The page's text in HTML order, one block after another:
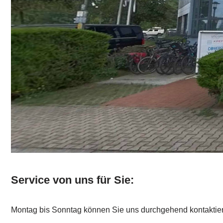
Service von uns für Sie:
Montag bis Sonntag können Sie uns durchgehend